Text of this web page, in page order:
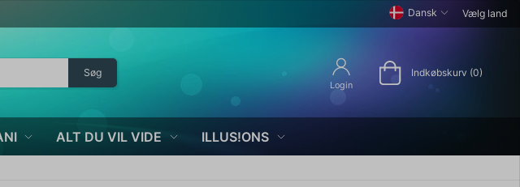
Dansk Vælg land
Søg
Login
Indkøbskurv (0)
ALT DU VIL VIDE ILLUS!ONS